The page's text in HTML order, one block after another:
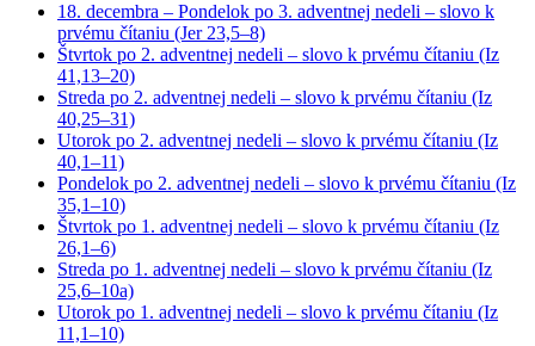
18. decembra – Pondelok po 3. adventnej nedeli – slovo k
prvému čítaniu (Jer 23,5–8)
Štvrtok po 2. adventnej nedeli – slovo k prvému čítaniu (Iz
41,13–20)
Streda po 2. adventnej nedeli – slovo k prvému čítaniu (Iz
40,25–31)
Utorok po 2. adventnej nedeli – slovo k prvému čítaniu (Iz
40,1–11)
Pondelok po 2. adventnej nedeli – slovo k prvému čítaniu (Iz
35,1–10)
Štvrtok po 1. adventnej nedeli – slovo k prvému čítaniu (Iz
26,1–6)
Streda po 1. adventnej nedeli – slovo k prvému čítaniu (Iz
25,6–10a)
Utorok po 1. adventnej nedeli – slovo k prvému čítaniu (Iz
11,1–10)